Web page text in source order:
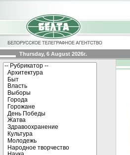
Thursday, 6 August 2026г.